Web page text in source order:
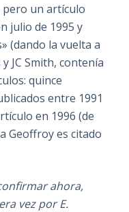
pero un artículo
julio de 1995 y
(dando la vuelta a
JC Smith, contenía
quince
entre 1991
en 1996 (de
Geoffroy es citado
ahora,
vez por E.